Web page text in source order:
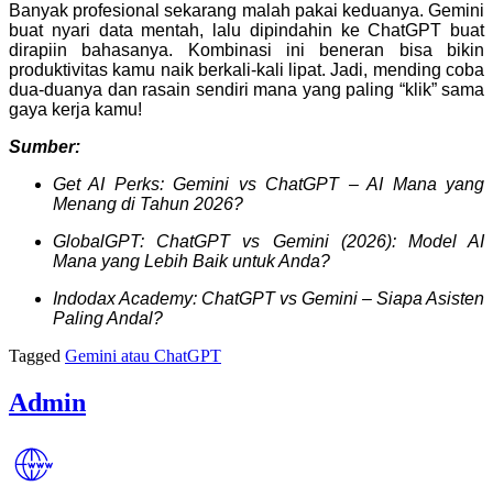
Banyak profesional sekarang malah pakai keduanya. Gemini
buat nyari data mentah, lalu dipindahin ke ChatGPT buat
dirapiin bahasanya. Kombinasi ini beneran bisa bikin
produktivitas kamu naik berkali-kali lipat. Jadi, mending coba
dua-duanya dan rasain sendiri mana yang paling “klik” sama
gaya kerja kamu!
Sumber:
Get AI Perks: Gemini vs ChatGPT – AI Mana yang
Menang di Tahun 2026?
GlobalGPT: ChatGPT vs Gemini (2026): Model AI
Mana yang Lebih Baik untuk Anda?
Indodax Academy: ChatGPT vs Gemini – Siapa Asisten
Paling Andal?
Tagged Gemini atau ChatGPT
Admin